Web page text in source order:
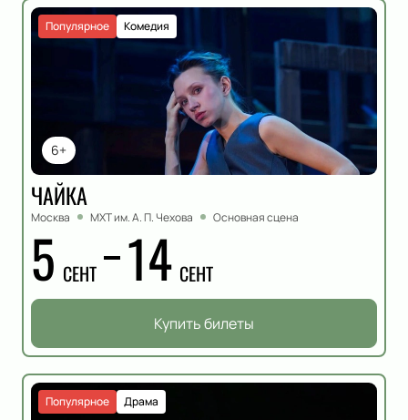
6+
Комедия
Популярное
ЧАЙКА
Москва МХТ им. А. П. Чехова Основная сцена
5 СЕНТ 14 СЕНТ
Купить билеты
Драма
Популярное